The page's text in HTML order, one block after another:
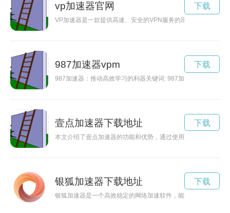
vp加速器官网
VP加速器是一款提供高速、安全的VPN服务的应用程序，能够
下载
987加速器vpm
987加速器：推动高效学习的利器关键词: 987加速器，高效学
下载
壹点加速器下载地址
本文介绍了壹点加速器的功能和优势，通过使用壹点加速器，
下载
银狐加速器下载地址
银狐加速器是一个高效稳定的网络加速软件，能够有效提升网
下载